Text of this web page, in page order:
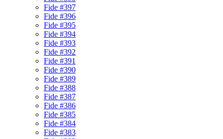
Fide #397
Fide #396
Fide #395
Fide #394
Fide #393
Fide #392
Fide #391
Fide #390
Fide #389
Fide #388
Fide #387
Fide #386
Fide #385
Fide #384
Fide #383